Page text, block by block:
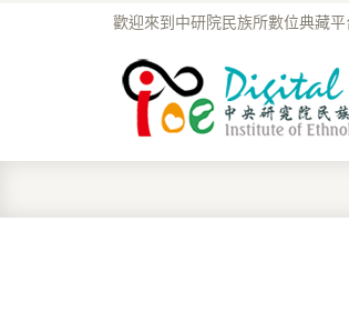
歡迎來到中研院民族所數位典藏平